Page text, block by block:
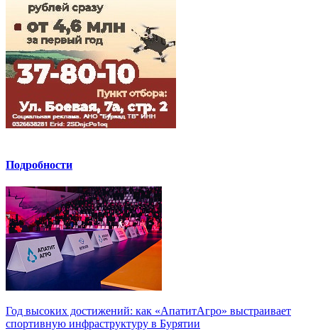
Подробности
Год высоких достижений: как «АпатитАгро» выстраивает
спортивную инфраструктуру в Бурятии